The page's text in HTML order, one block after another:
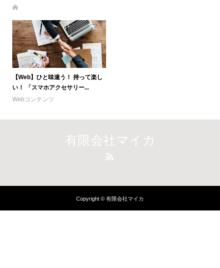
【Web】ひと味違う！ 持って楽し
い！ 「スマホアクセサリー...
Webコンテンツ
有限会社マイカ
Copyright © 有限会社マイカ